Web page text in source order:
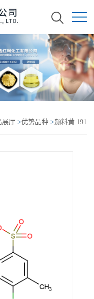
展厅 >优势品种 >颜料黄 191